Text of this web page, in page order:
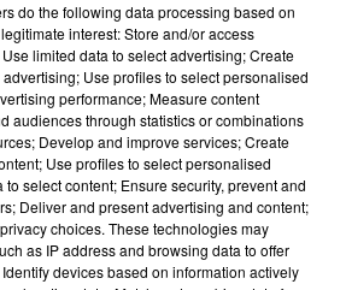
11 sec)
do the following data processing based on
interest: Store and/or access
limited data to select advertising; Create
Use profiles to select personalised
performance; Measure content
audiences through statistics or combinations
Develop and improve services; Create
Use profiles to select personalised
select content; Ensure security, prevent and
Deliver and present advertising and content;
choices. These technologies may
as IP address and browsing data to offer
devices based on information actively